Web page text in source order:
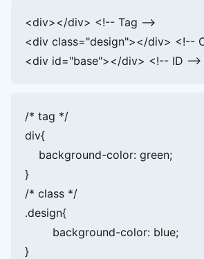
<div></div> <!-- Tag -->
<div class="design"></div> <!--
<div id="base"></div> <!-- ID -->
/* tag */
div{
    background-color: green;
}
/* class */
.design{
}